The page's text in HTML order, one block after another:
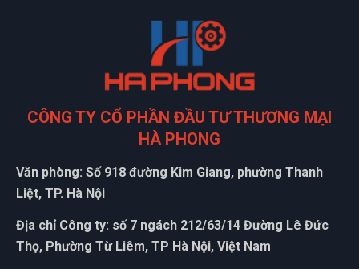
CÔNG TY CỔ PHẦN ĐẦU TƯ THƯƠNG MẠI
HÀ PHONG
Văn phòng: Số 918 đường Kim Giang, phường Thanh
Liệt, TP. Hà Nội
Địa chỉ Công ty: số 7 ngách 212/63/14 Đường Lê Đức
Thọ, Phường Từ Liêm, TP Hà Nội, Việt Nam